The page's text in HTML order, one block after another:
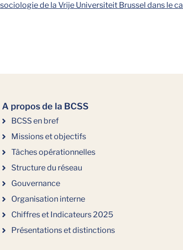
de la Vrije Universiteit Brussel dans le
A propos de la BCSS
BCSS en bref
Missions et objectifs
Tâches opérationnelles
Structure du réseau
Gouvernance
Organisation interne
Chiffres et Indicateurs 2025
Présentations et distinctions